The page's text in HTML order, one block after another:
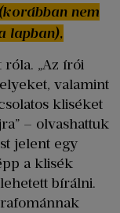
nem
lapban),
„Az írói
valamint
kliséket
– olvashattuk
jelent egy
a klisék
bírálni.